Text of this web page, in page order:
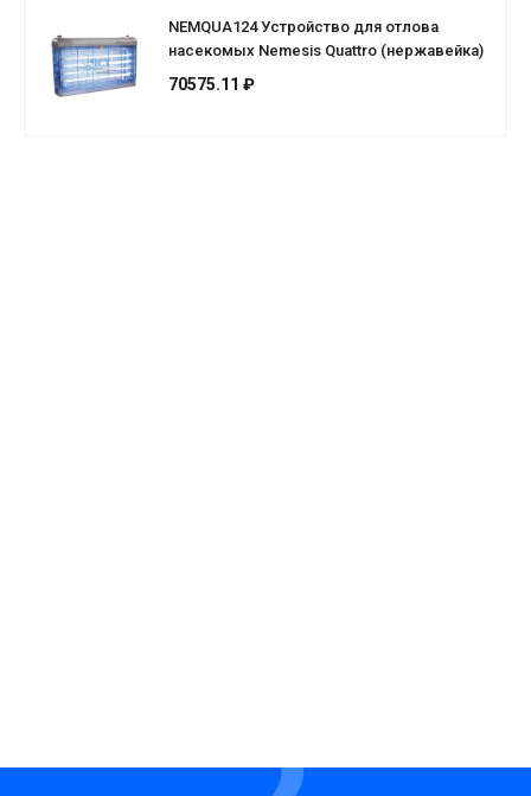
NEMQUA124 Устройство для отлова
насекомых Nemesis Quattro (нержавейка)
70575.11 ₽